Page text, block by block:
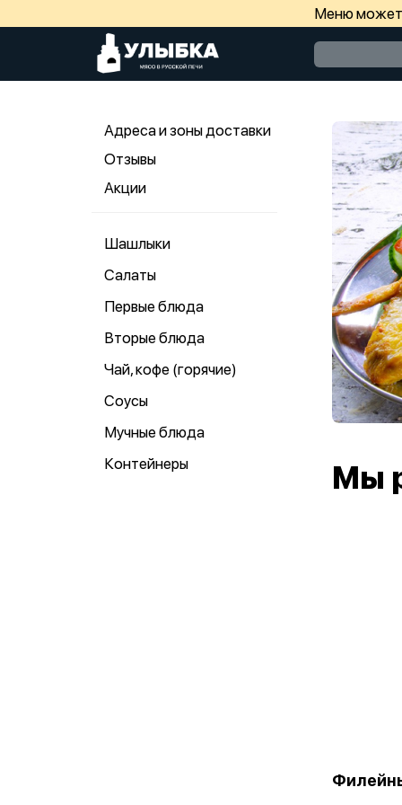
Меню может
Адреса и зоны доставки
Отзывы
Акции
Шашлыки
Салаты
Первые блюда
Вторые блюда
Чай, кофе (горячие)
Соусы
Мучные блюда
Контейнеры
Мы